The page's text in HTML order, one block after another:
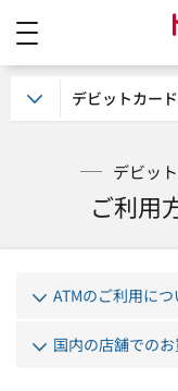
デビッ
ご利用
ATMのご利用につ
国内の店舗での
デビットカー